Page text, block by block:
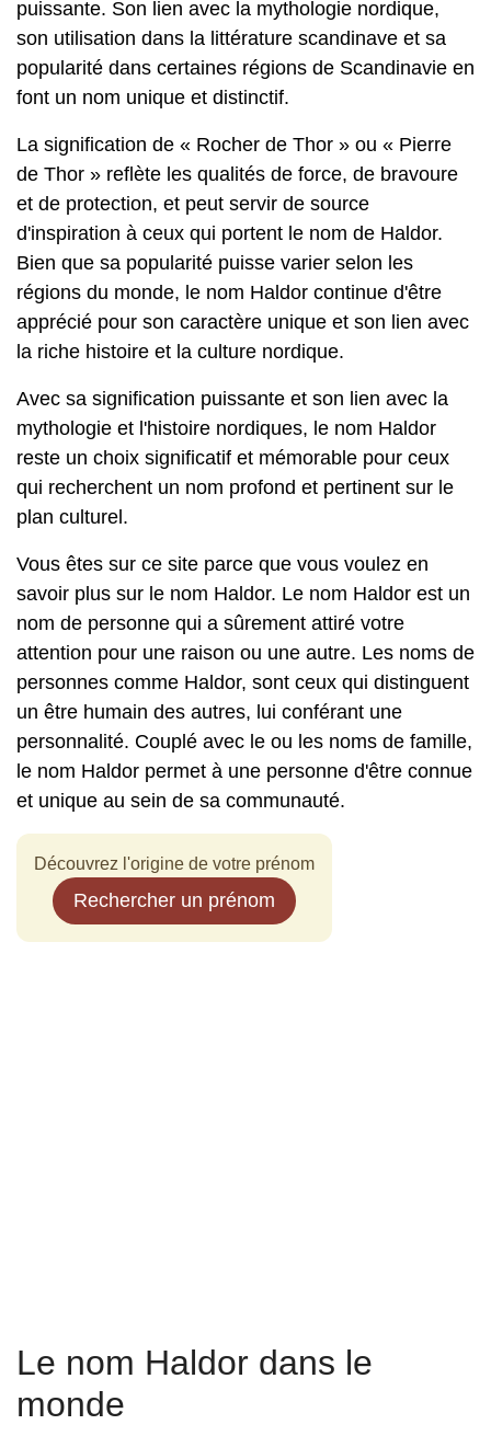
puissante. Son lien avec la mythologie nordique,
son utilisation dans la littérature scandinave et sa
popularité dans certaines régions de Scandinavie en
font un nom unique et distinctif.
La signification de « Rocher de Thor » ou « Pierre
de Thor » reflète les qualités de force, de bravoure
et de protection, et peut servir de source
d'inspiration à ceux qui portent le nom de Haldor.
Bien que sa popularité puisse varier selon les
régions du monde, le nom Haldor continue d'être
apprécié pour son caractère unique et son lien avec
la riche histoire et la culture nordique.
Avec sa signification puissante et son lien avec la
mythologie et l'histoire nordiques, le nom Haldor
reste un choix significatif et mémorable pour ceux
qui recherchent un nom profond et pertinent sur le
plan culturel.
Vous êtes sur ce site parce que vous voulez en
savoir plus sur le nom Haldor. Le nom Haldor est un
nom de personne qui a sûrement attiré votre
attention pour une raison ou une autre. Les noms de
personnes comme Haldor, sont ceux qui distinguent
un être humain des autres, lui conférant une
personnalité. Couplé avec le ou les noms de famille,
le nom Haldor permet à une personne d'être connue
et unique au sein de sa communauté.
Découvrez l'origine de votre prénom
Rechercher un prénom
Le nom Haldor dans le
monde